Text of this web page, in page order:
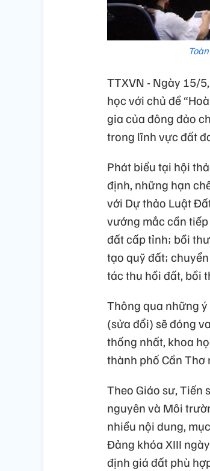
TTXVN - Ngày 15/
học với chủ đề
gia của đông đảo
trong lĩnh vực đất
Phát biểu tại hội
định, những hạn
với Dự thảo Luật
vướng mắc cần
đất cấp tỉnh; bồi
tạo quỹ đất;
tác thu hồi đất, bồi
Thông qua những
(sửa đổi) sẽ đóng
thống nhất, khoa
thành phố Cần
Theo Giáo sư, Tiến
nguyên và Môi
nhiều nội dung,
Đảng khóa XIII
định giá đất phù